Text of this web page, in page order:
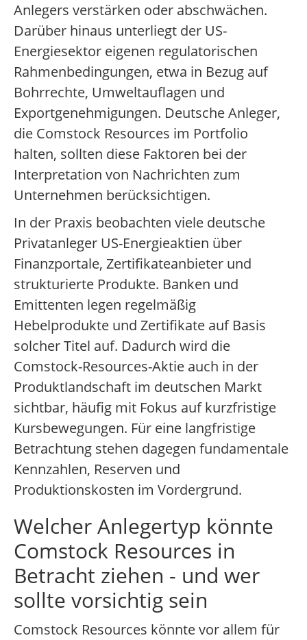
Anlegers verstärken oder abschwächen.
Darüber hinaus unterliegt der US-
Energiesektor eigenen regulatorischen
Rahmenbedingungen, etwa in Bezug auf
Bohrrechte, Umweltauflagen und
Exportgenehmigungen. Deutsche Anleger,
die Comstock Resources im Portfolio
halten, sollten diese Faktoren bei der
Interpretation von Nachrichten zum
Unternehmen berücksichtigen.
In der Praxis beobachten viele deutsche
Privatanleger US-Energieaktien über
Finanzportale, Zertifikateanbieter und
strukturierte Produkte. Banken und
Emittenten legen regelmäßig
Hebelprodukte und Zertifikate auf Basis
solcher Titel auf. Dadurch wird die
Comstock-Resources-Aktie auch in der
Produktlandschaft im deutschen Markt
sichtbar, häufig mit Fokus auf kurzfristige
Kursbewegungen. Für eine langfristige
Betrachtung stehen dagegen fundamentale
Kennzahlen, Reserven und
Produktionskosten im Vordergrund.
Welcher Anlegertyp könnte
Comstock Resources in
Betracht ziehen - und wer
sollte vorsichtig sein
Comstock Resources könnte vor allem für